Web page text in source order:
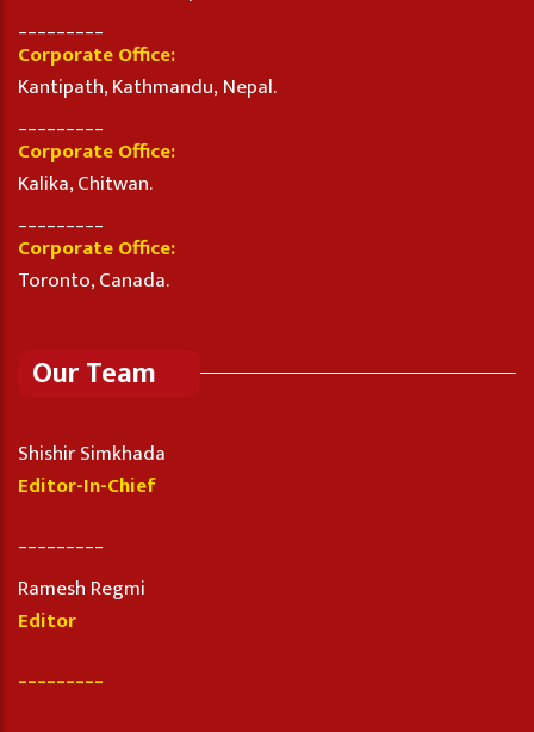
Corporate Office:
Kantipath, Kathmandu, Nepal.
Corporate Office:
Kalika, Chitwan.
Corporate Office:
Toronto, Canada.
Our Team
Shishir Simkhada
Editor-In-Chief
Ramesh Regmi
Editor
_________